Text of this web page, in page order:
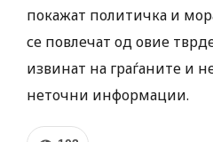
покажат политичка и
се повлечат од овие
извинат на граѓаните и
неточни информации.